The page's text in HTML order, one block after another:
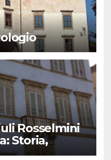
Rosselmini
Storia,